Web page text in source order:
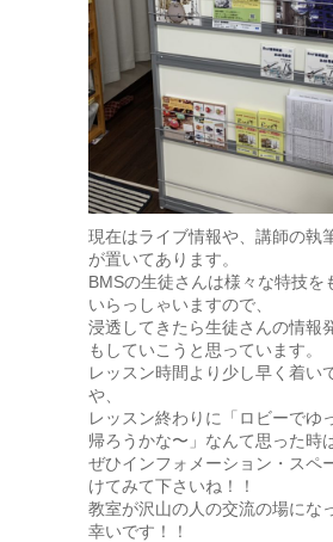
現在はライブ情報や、講師の執
が置いてあります。
BMSの生徒さんは様々な特技を
いらっしゃいますので、
浸透してきたら生徒さんの情報
もしていこうと思っています。
レッスン時間より少し早く着い
や、
レッスン終わりに「ロビーでゆ
帰ろうかな〜」なんて思った時
ぜひインフォメーション・スペ
けてみて下さいね！！
教室が沢山の人の交流の場にな
幸いです！！